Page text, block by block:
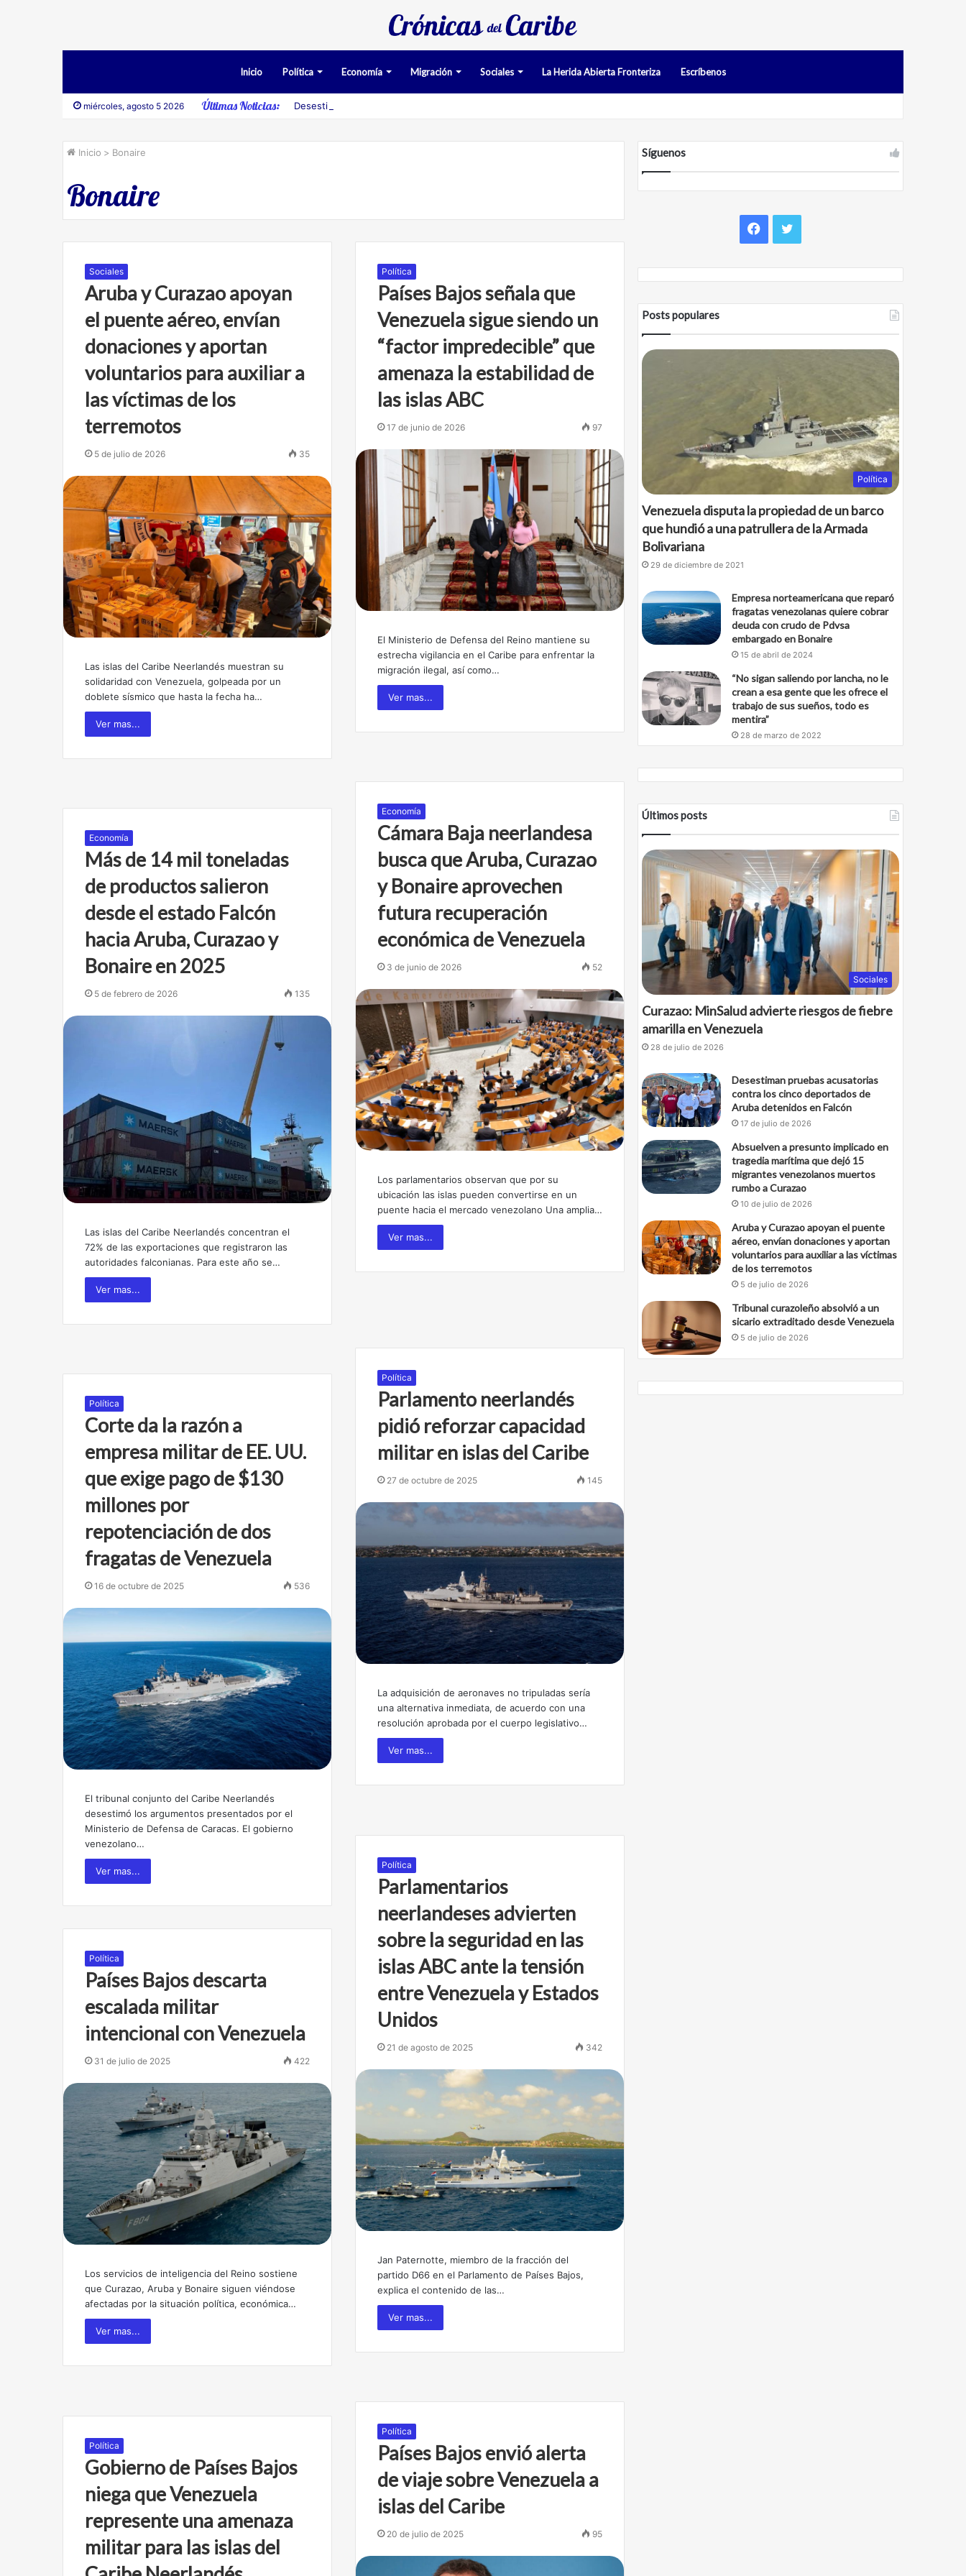
Inicio Política Economía Migración Sociales La Herida Abierta Fronteriza Escríbenos
miércoles, agosto 5 2026 Últimas Noticias: Desestiman pruebas acusatorias contra los cinco deportados de Aruba detenidos en Falcón
Inicio > Bonaire
Bonaire
Sociales
Aruba y Curazao apoyan
el puente aéreo, envían
donaciones y aportan
voluntarios para auxiliar a
las víctimas de los
terremotos
5 de julio de 2026 35
Las islas del Caribe Neerlandés muestran su
solidaridad con Venezuela, golpeada por un
doblete sísmico que hasta la fecha ha…
Ver mas...
Política
Países Bajos señala que
Venezuela sigue siendo un
“factor impredecible” que
amenaza la estabilidad de
las islas ABC
17 de junio de 2026 97
El Ministerio de Defensa del Reino mantiene su
estrecha vigilancia en el Caribe para enfrentar la
migración ilegal, así como…
Ver mas...
Economía
Cámara Baja neerlandesa
busca que Aruba, Curazao
y Bonaire aprovechen
futura recuperación
económica de Venezuela
3 de junio de 2026 52
Los parlamentarios observan que por su
ubicación las islas pueden convertirse en un
puente hacia el mercado venezolano Una amplia…
Ver mas...
Economía
Más de 14 mil toneladas
de productos salieron
desde el estado Falcón
hacia Aruba, Curazao y
Bonaire en 2025
5 de febrero de 2026 135
Las islas del Caribe Neerlandés concentran el
72% de las exportaciones que registraron las
autoridades falconianas. Para este año se…
Ver mas...
Política
Parlamento neerlandés
pidió reforzar capacidad
militar en islas del Caribe
27 de octubre de 2025 145
La adquisición de aeronaves no tripuladas sería
una alternativa inmediata, de acuerdo con una
resolución aprobada por el cuerpo legislativo…
Ver mas...
Política
Corte da la razón a
empresa militar de EE. UU.
que exige pago de $130
millones por
repotenciación de dos
fragatas de Venezuela
16 de octubre de 2025 536
El tribunal conjunto del Caribe Neerlandés
desestimó los argumentos presentados por el
Ministerio de Defensa de Caracas. El gobierno
venezolano…
Ver mas...
Política
Parlamentarios
neerlandeses advierten
sobre la seguridad en las
islas ABC ante la tensión
entre Venezuela y Estados
Unidos
21 de agosto de 2025 342
Jan Paternotte, miembro de la fracción del
partido D66 en el Parlamento de Países Bajos,
explica el contenido de las…
Ver mas...
Política
Países Bajos descarta
escalada militar
intencional con Venezuela
31 de julio de 2025 422
Los servicios de inteligencia del Reino sostiene
que Curazao, Aruba y Bonaire siguen viéndose
afectadas por la situación política, económica…
Ver mas...
Política
Países Bajos envió alerta
de viaje sobre Venezuela a
islas del Caribe
20 de julio de 2025 95
Política
Gobierno de Países Bajos
niega que Venezuela
represente una amenaza
militar para las islas del
Síguenos
b
o
k
t
Posts populares
Política
Venezuela disputa la propiedad de un barco
que hundió a una patrullera de la Armada
Bolivariana
29 de diciembre de 2021
Empresa norteamericana que reparó
fragatas venezolanas quiere cobrar
deuda con crudo de Pdvsa
embargado en Bonaire
15 de abril de 2024
“No sigan saliendo por lancha, no le
crean a esa gente que les ofrece el
trabajo de sus sueños, todo es
mentira”
28 de marzo de 2022
Últimos posts
Sociales
Curazao: MinSalud advierte riesgos de fiebre
amarilla en Venezuela
28 de julio de 2026
Desestiman pruebas acusatorias
contra los cinco deportados de
Aruba detenidos en Falcón
17 de julio de 2026
Absuelven a presunto implicado en
tragedia marítima que dejó 15
migrantes venezolanos muertos
rumbo a Curazao
10 de julio de 2026
Aruba y Curazao apoyan el puente
aéreo, envían donaciones y aportan
voluntarios para auxiliar a las víctimas
de los terremotos
5 de julio de 2026
Tribunal curazoleño absolvió a un
sicario extraditado desde Venezuela
5 de julio de 2026